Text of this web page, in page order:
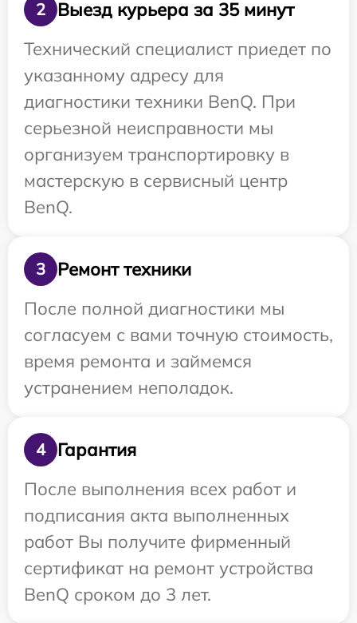
2
Выезд курьера за 35 минут
Технический специалист приедет по
указанному адресу для
диагностики техники BenQ. При
серьезной неисправности мы
организуем транспортировку в
мастерскую в сервисный центр
BenQ.
3
Ремонт техники
После полной диагностики мы
согласуем с вами точную стоимость,
время ремонта и займемся
устранением неполадок.
4
Гарантия
После выполнения всех работ и
подписания акта выполненных
работ Вы получите фирменный
сертификат на ремонт устройства
BenQ сроком до 3 лет.